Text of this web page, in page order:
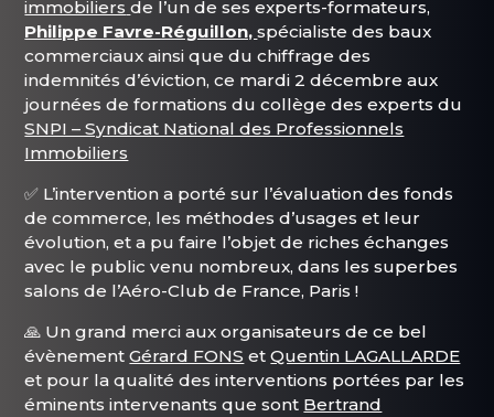
immobiliers de l’un de ses experts-formateurs,
Philippe Favre-Réguillon,spécialiste des baux
commerciaux ainsi que du chiffrage des
indemnités d’éviction, ce mardi 2 décembre aux
journées de formations du collège des experts du
SNPI – Syndicat National des Professionnels
Immobiliers
✅️ L’intervention a porté sur l’évaluation des fonds
de commerce, les méthodes d’usages et leur
évolution, et a pu faire l’objet de riches échanges
avec le public venu nombreux, dans les superbes
salons de l’Aéro-Club de France, Paris !
🙏 Un grand merci aux organisateurs de ce bel
évènementGérard FONS etQuentin LAGALLARDE
et pour la qualité des interventions portées par les
éminents intervenants que sont Bertrand